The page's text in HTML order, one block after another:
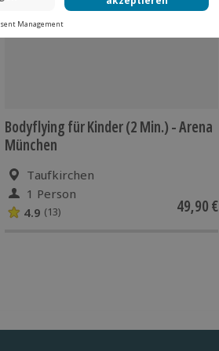
Bodyflying für Kinder (2 Min.) - Arena
München
Taufkirchen
1 Person
4.9 (13) 49,90 €